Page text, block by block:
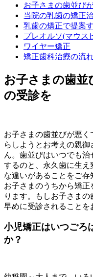
お子さまの歯並び
当院の乳歯の矯正
乳歯の矯正で提案
プレオルソ(マウス
ワイヤー矯正
矯正歯科治療の流
お子さまの歯
の受診を
お子さまの歯並びが悪
らしようとお考えの親
ん。歯並びはいつでも
するのと、永久歯に生え
な違いがあることをご存
お子さまのうちから矯
ります。もしお子さま
早めに受診されることを
小児矯正はいつごろ
か？